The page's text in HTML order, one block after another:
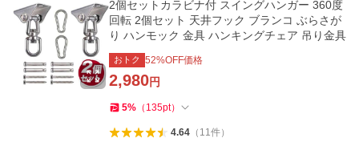
2個セットカラビナ付 スイングハンガー 360度
回転 2個セット 天井フック ブランコ ぶらさが
り ハンモック 金具 ハンキングチェア 吊り金具
おトク 52%OFF価格
2,980円
5% （ 135pt）
4.64（ 11件）